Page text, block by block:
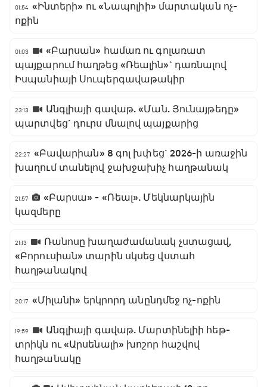
01:54 «Ինտերի» ու «Նապոլիի» մարտական ոչ-
ոքին
01:03
«Բարսան» համառ ու գոլառատ
պայքարում հաղթեց «Ռեալին»` դառնալով
Իսպանիայի Սուպերգավաթակիր
23:13
Անգլիայի գավաթ. «Ման. Յունայթեդը»
պարտվեց` դուրս մնալով պայքարից
22:27 «Բավարիան» 8 գոլ խփեց` 2026-ի առաջին
խաղում տանելով ջախջախիչ հաղթանակ
21:57
«Բարսա» - «Ռեալ». Մեկնարկային
կազմերը
21:13
Ռանոսը խաղաժամանակ չստացավ,
«Բորուսիան» տարին սկսեց վստահ
հաղթանակով
20:17 «Միլանի» երկրորդ անընդմեջ ոչ-ոքին
19:59
Անգլիայի գավաթ. Մարտինելիի հեթ-
տրիկն ու «Արսենալի» խոշոր հաշվով
հաղթանակը